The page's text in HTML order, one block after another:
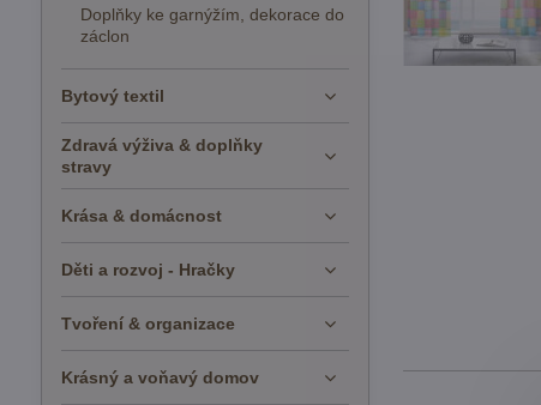
Doplňky ke garnýžím, dekorace do
záclon
Bytový textil
Zdravá výživa & doplňky
stravy
Krása & domácnost
Děti a rozvoj - Hračky
Tvoření & organizace
Krásný a voňavý domov